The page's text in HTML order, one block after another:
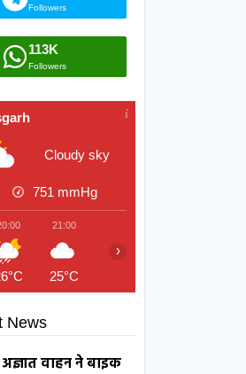
Followers
113K
Followers
Cloudy sky
751 mmHg
21:00
25°C
›
News
वाहन ने बाइक